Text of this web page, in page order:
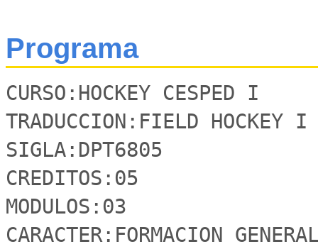
Programa
CURSO:HOCKEY CESPED I
TRADUCCION:FIELD HOCKEY I
SIGLA:DPT6805
CREDITOS:05
MODULOS:03
CARACTER:FORMACION